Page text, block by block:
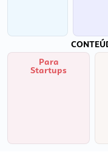
Para
Startups